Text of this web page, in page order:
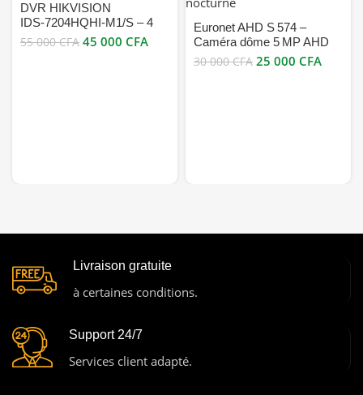
DVR HIKVISION
IDS‑7204HQHI‑M1/S – 4
canaux TurboHD + jusqu’à
55 000CFA 45 000 CFA
Euronet AHD S 574 –
Caméra dôme 5 MP AHD
extérieure bon prix
30 000CFA 25 000 CFA
Livraison gratuite
à certaines conditions.
Support 24/7
Services client adapté.